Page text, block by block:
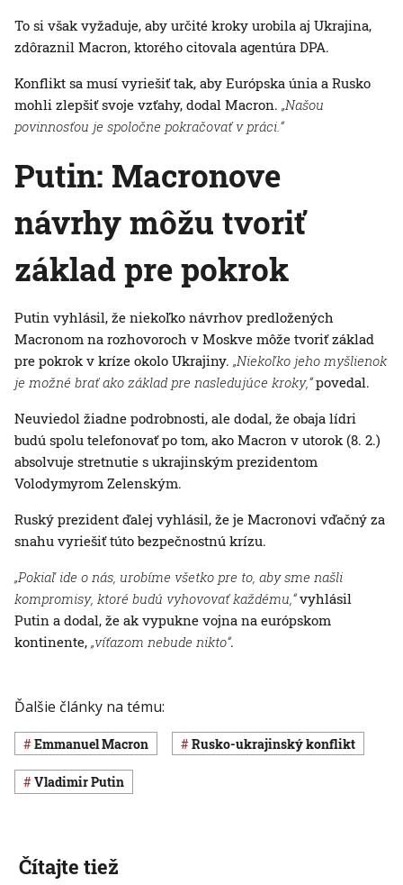
To si však vyžaduje, aby určité kroky urobila aj Ukrajina,
zdôraznil Macron, ktorého citovala agentúra DPA.
Konflikt sa musí vyriešiť tak, aby Európska únia a Rusko
mohli zlepšiť svoje vzťahy, dodal Macron. „Našou
povinnosťou je spoločne pokračovať v práci.“
Putin: Macronove
návrhy môžu tvoriť
základ pre pokrok
Putin vyhlásil, že niekoľko návrhov predložených
Macronom na rozhovoroch v Moskve môže tvoriť základ
pre pokrok v kríze okolo Ukrajiny. „Niekoľko jeho myšlienok
je možné brať ako základ pre nasledujúce kroky,“povedal.
Neuviedol žiadne podrobnosti, ale dodal, že obaja lídri
budú spolu telefonovať po tom, ako Macron v utorok (8. 2.)
absolvuje stretnutie s ukrajinským prezidentom
Volodymyrom Zelenským.
Ruský prezident ďalej vyhlásil, že je Macronovi vďačný za
snahu vyriešiť túto bezpečnostnú krízu.
„Pokiaľ ide o nás, urobíme všetko pre to, aby sme našli
kompromisy, ktoré budú vyhovovať každému,“vyhlásil
Putin a dodal, že ak vypukne vojna na európskom
kontinente, „víťazom nebude nikto“.
Ďalšie články na tému:
Emmanuel Macron rusko-ukrajinský konflikt
Vladimir Putin
Čítajte tiež